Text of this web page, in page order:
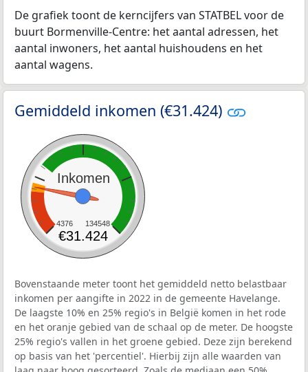
De grafiek toont de kerncijfers van STATBEL voor de
buurt Bormenville-Centre: het aantal adressen, het
aantal inwoners, het aantal huishoudens en het
aantal wagens.
Gemiddeld inkomen (€31.424)
Inkomen
4376 134548
€31.424
Bovenstaande meter toont het gemiddeld netto belastbaar
inkomen per aangifte in 2022 in de gemeente Havelange.
De laagste 10% en 25% regio's in België komen in het rode
en het oranje gebied van de schaal op de meter. De hoogste
25% regio's vallen in het groene gebied. Deze zijn berekend
op basis van het 'percentiel'. Hierbij zijn alle waarden van